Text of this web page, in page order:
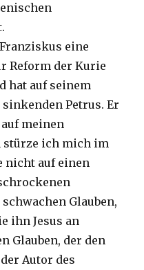
Franziskus eine
Reform der Kurie
hat auf seinem
Petrus. Er
meinen
stürze ich mich im
nicht auf einen
Glauben,
ihn Jesus an
Glauben, der den
Autor des